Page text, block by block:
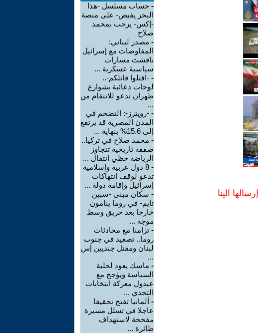
الينا
- حساب مسلسل -هذا
البحر يفيض- على منصة
-إكس- يرحب بمحمد
صلاح
- مصدر لبناني:
المفاوضات مع إسرائيل
ناقشت مسارات
سياسية عسكرية ...
- -اقتلوا قاتلكم-..
لوحات دعائية بشوارع
طهران تدعو للانتقام من
...
- -رويترز-: التضخم في
المدن المصرية قد يرتفع
إلى 15.6% بنهاية ...
- محمد صلاح في تركيا..
صفقة تاريخية تتجاوز
الرياضة حظي انتقال ...
-
8 دول عربية وإسلامية
تدعو لوقف انتهاكات
إسرائيل وإقامة دولة ...
- سكان مبنى -سبين
تايم- في روما ينامون
خارجا بعد حريق وسط
موجة ...
- تزامنا مع محادثات
روما.. تصعيد في جنوب
لبنان ومقتل جنديين إس
...
- ماسك يعود لحلبة
السياسة ويؤجج مع
عبدول معركة انتخابات
التجدي ...
- ألمانيا تفتح تحقيقا
عاجلا في تسلل مسيرة
مفخخة لاستهداف
طائرة ...